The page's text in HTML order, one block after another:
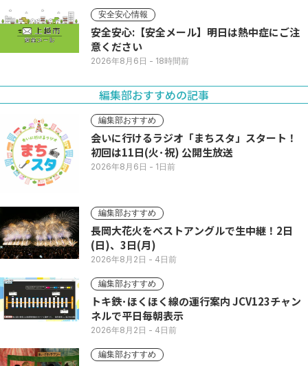
安全安心情報
安全安心:【安全メール】明日は熱中症にご注
意ください
2026年8月6日 - 18時間前
編集部おすすめの記事
編集部おすすめ
会いに行けるラジオ「まちスタ」スタート！
初回は11日(火･祝) 公開生放送
2026年8月6日 - 1日前
編集部おすすめ
長岡大花火をベストアングルで生中継！2日
(日)、3日(月)
2026年8月2日 - 4日前
編集部おすすめ
トキ鉄･ほくほく線の運行案内 JCV123チャン
ネルで平日毎朝表示
2026年8月2日 - 4日前
編集部おすすめ